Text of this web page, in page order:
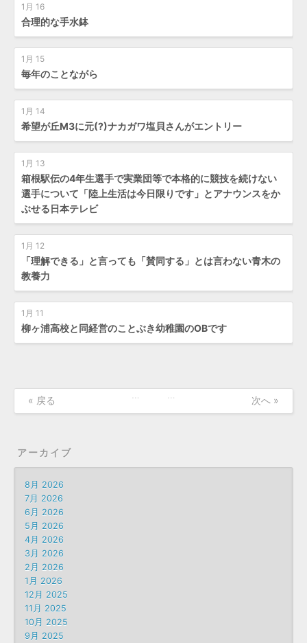
1月 16
合理的な手水鉢
1月 15
毎年のことながら
1月 14
希望が丘M3に元(?)ナカガワ塩貝さんがエントリー
1月 13
箱根駅伝の4年生選手で実業団等で本格的に競技を続けない
選手について「陸上生活は今日限りです」とアナウンスをか
ぶせる日本テレビ
1月 12
「理解できる」と言っても「賛同する」とは言わない青木の
教養力
1月 11
柳ヶ浦高校と同経営のことぶき幼稚園のOBです
« 戻る 次へ »
アーカイブ
8月 2026
7月 2026
6月 2026
5月 2026
4月 2026
3月 2026
2月 2026
1月 2026
12月 2025
11月 2025
10月 2025
9月 2025